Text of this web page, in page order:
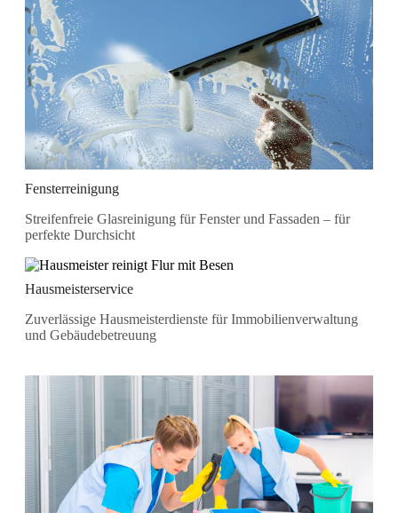
Fensterreinigung
Streifenfreie Glasreinigung für Fenster und Fassaden – für
perfekte Durchsicht
Hausmeisterservice
Zuverlässige Hausmeisterdienste für Immobilienverwaltung
und Gebäudebetreuung